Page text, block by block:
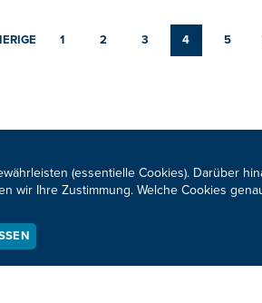
1 2 3 4 5
Neuigkeiten
(essentielle Cookies). Darüber
wir Ihre Zustimmung. Welche Cookies